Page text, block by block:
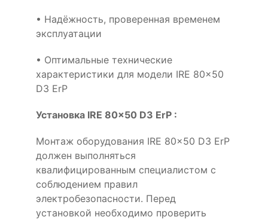
• Надёжность, проверенная временем
эксплуатации
• Оптимальные технические
характеристики для модели IRE 80x50
D3 ErP
Установка IRE 80x50 D3 ErP :
Монтаж оборудования IRE 80x50 D3 ErP
должен выполняться
квалифицированным специалистом с
соблюдением правил
электробезопасности. Перед
установкой необходимо проверить